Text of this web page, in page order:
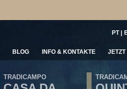
PT
BLOG INFO & KONTAKTE JETZT
TRADICAMPO